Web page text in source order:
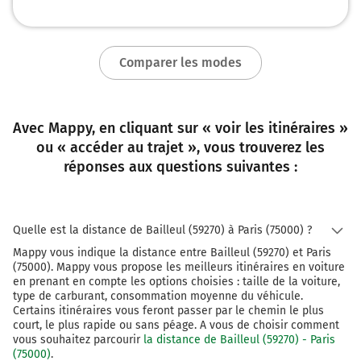
Continuer Autoroute de l'Est sur 2,8 kilomètres
PARIS-CENTRE
Quai de la Rapée
254 km
Continuer Quai de la Rapée sur 130 mètres
Continuer Pont Morland sur 550 mètres
255 km
Comparer les modes
Avec Mappy, en cliquant sur « voir les itinéraires »
ou « accéder au trajet », vous trouverez les
réponses aux questions suivantes :
Quelle est la distance de Bailleul (59270) à Paris (75000) ?
Mappy vous indique la distance entre Bailleul (59270) et Paris
(75000). Mappy vous propose les meilleurs itinéraires en voiture
en prenant en compte les options choisies : taille de la voiture,
type de carburant, consommation moyenne du véhicule.
Certains itinéraires vous feront passer par le chemin le plus
court, le plus rapide ou sans péage. A vous de choisir comment
vous souhaitez parcourir la distance de Bailleul (59270) - Paris
(75000).